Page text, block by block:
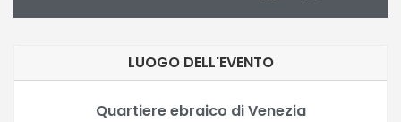
LUOGO DELL'EVENTO
Quartiere ebraico di Venezia